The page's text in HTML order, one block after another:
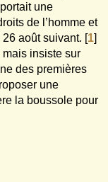
une
de l’homme et
août suivant. [1]
mais insiste sur
des premières
une
la boussole pour